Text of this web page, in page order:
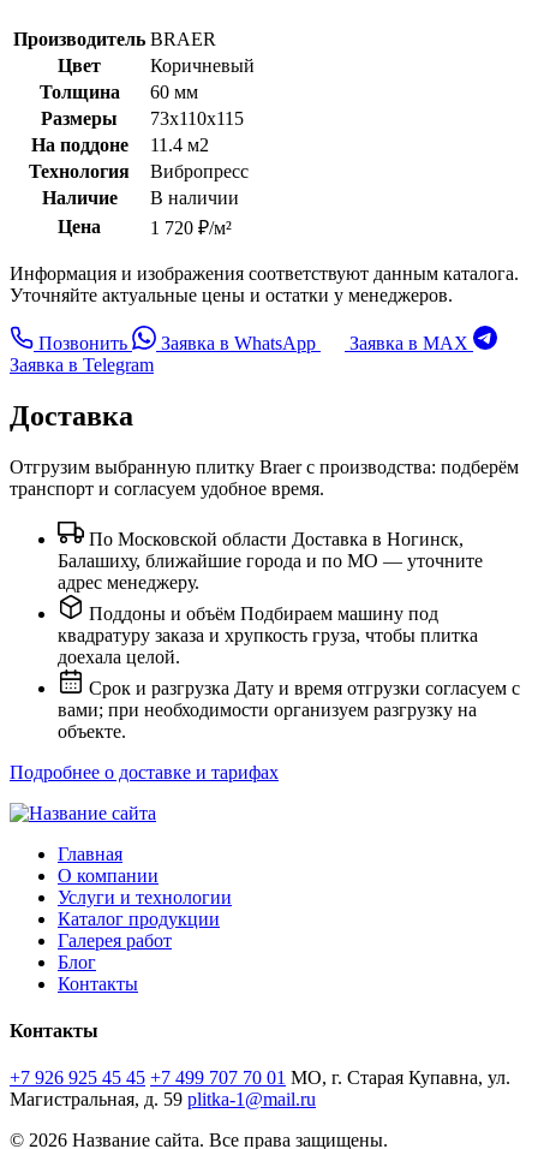
Производитель BRAER
Цвет
Коричневый
Толщина
60 мм
Размеры
73х110х115
На поддоне
11.4 м2
Технология
Вибропресс
Наличие
В наличии
Цена
1 720 ₽/м²
Информация и изображения соответствуют данным каталога.
Уточняйте актуальные цены и остатки у менеджеров.
Позвонить Заявка в WhatsApp
Заявка в MAX
Заявка в Telegram
Доставка
Отгрузим выбранную плитку Braer с производства: подберём
транспорт и согласуем удобное время.
По Московской области Доставка в Ногинск,
Балашиху, ближайшие города и по МО — уточните
адрес менеджеру.
Поддоны и объём Подбираем машину под
квадратуру заказа и хрупкость груза, чтобы плитка
доехала целой.
Срок и разгрузка Дату и время отгрузки согласуем с
вами; при необходимости организуем разгрузку на
объекте.
Подробнее о доставке и тарифах
Главная
О компании
Услуги и технологии
Каталог продукции
Галерея работ
Блог
Контакты
Контакты
+7 926 925 45 45 +7 499 707 70 01 МО, г. Старая Купавна, ул.
Магистральная, д. 59 plitka-1@mail.ru
© 2026 Название сайта. Все права защищены.